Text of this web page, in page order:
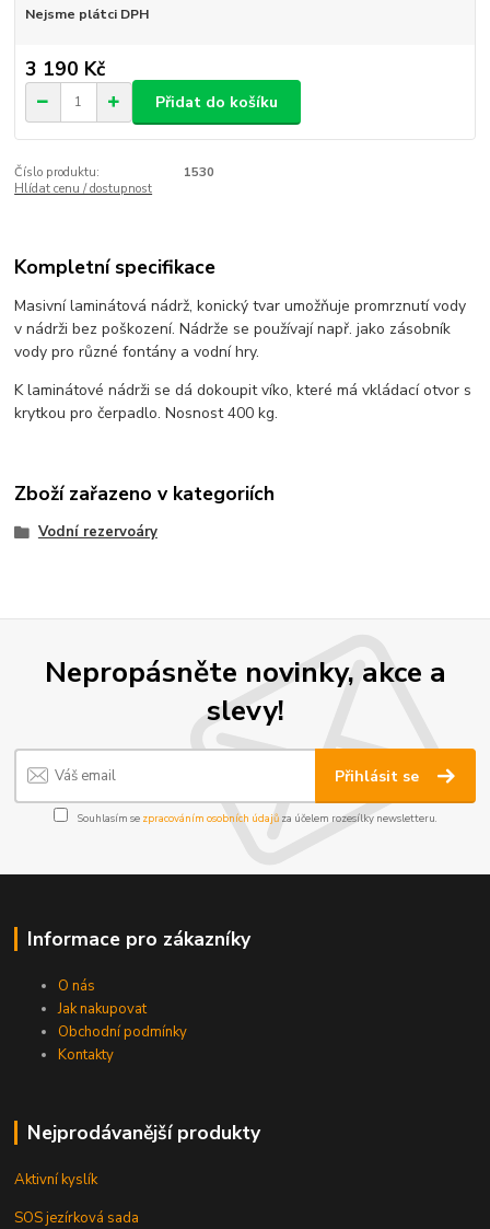
Nejsme plátci DPH
3 190 Kč
Přidat do košíku
Číslo produktu:
1530
Hlídat cenu / dostupnost
Kompletní specifikace
Masivní laminátová nádrž, konický tvar umožňuje promrznutí vody
v nádrži bez poškození. Nádrže se používají např. jako zásobník
vody pro různé fontány a vodní hry.
K laminátové nádrži se dá dokoupit víko, které má vkládací otvor s
krytkou pro čerpadlo. Nosnost 400 kg.
Zboží zařazeno v kategoriích
Vodní rezervoáry
Nepropásněte novinky, akce a
slevy!
Přihlásit se
Souhlasím se zpracováním osobních údajůza účelem rozesílky newsletteru.
Informace pro zákazníky
O nás
Jak nakupovat
Obchodní podmínky
Kontakty
Nejprodávanější produkty
Aktivní kyslík
SOS jezírková sada